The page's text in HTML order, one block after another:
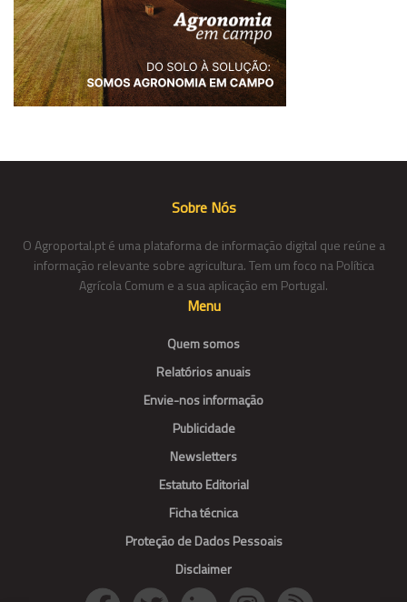
Sobre Nós
O Agroportal.pt é uma plataforma de informação digital que reúne a
informação relevante sobre agricultura. Tem um foco na Política
Agrícola Comum e a sua aplicação em Portugal.
Menu
Quem somos
Relatórios anuais
Envie-nos informação
Publicidade
Newsletters
Estatuto Editorial
Ficha técnica
Proteção de Dados Pessoais
Disclaimer